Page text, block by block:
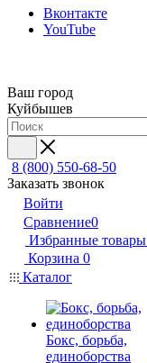
Вконтакте
YouTube
Ваш город
Куйбышев
8 (800) 550-68-50
Заказать звонок
Войти
Сравнение0
Избранные товары
Корзина 0
Каталог
Бокс, борьба,
единоборства